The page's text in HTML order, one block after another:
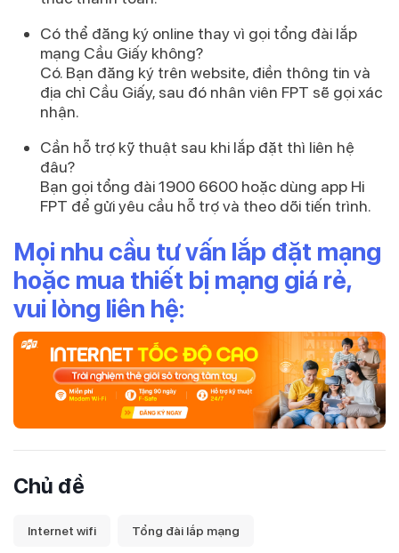
Có thể đăng ký online thay vì gọi tổng đài lắp
mạng Cầu Giấy không?
Có. Bạn đăng ký trên website, điền thông tin và
địa chỉ Cầu Giấy, sau đó nhân viên FPT sẽ gọi xác
nhận.
Cần hỗ trợ kỹ thuật sau khi lắp đặt thì liên hệ
đâu?
Bạn gọi tổng đài1900 6600 hoặc dùng app Hi
FPT để gửi yêu cầu hỗ trợ và theo dõi tiến trình.
Mọi nhu cầu tư vấn lắp đặt mạng
hoặc mua thiết bị mạng giá rẻ,
vui lòng liên hệ:
Chủ đề
Internet wifi Tổng đài lắp mạng